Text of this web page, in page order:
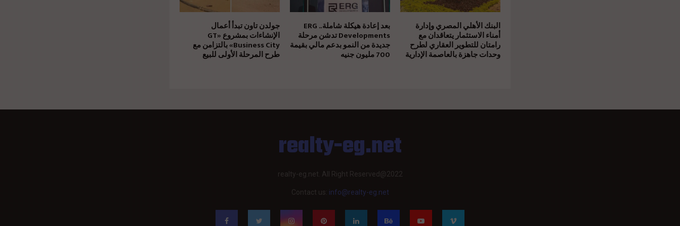
جولدن تاون تبدأ أعمال
الإنشاءات بمشروع «GT
Business City» بالتزامن مع
طرح المرحلة الأولى للبيع
بعد إعادة هيكلة شاملة.. ERG
Developments تدشن مرحلة
جديدة من النمو بدعم مالي بقيمة
700 مليون جنيه
البنك الأهلي المصري وإدارة
أمناء الاستثمار يتعاقدان مع
رامتان للتطوير العقاري لطرح
وحدات جاهزة بالعاصمة الإدارية
realty-eg.net
realty-eg.net. All Right Reserved@2022
Contact us: info@realty-eg.net